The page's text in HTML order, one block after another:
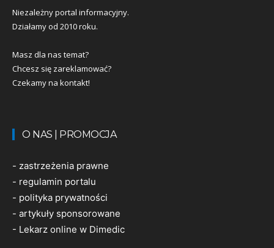
Niezależny portal informacyjny.
Działamy od 2010 roku.
Masz dla nas temat?
Chcesz się zareklamować?
Czekamy na kontakt!
O NAS | PROMOCJA
- zastrzeżenia prawne
- regulamin portalu
- polityka prywatności
- artykuły sponsorowane
- Lekarz online w Dimedic